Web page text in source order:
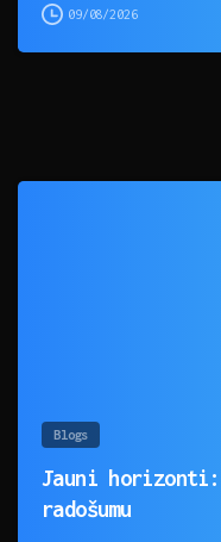
09/08/2026
Blogs
Jauni
radošumu